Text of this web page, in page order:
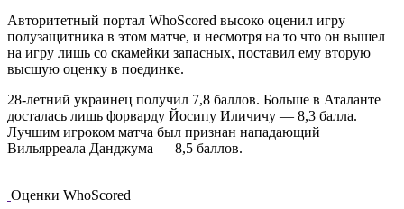
Авторитетный портал WhoScored высоко оценил игру
полузащитника в этом матче, и несмотря на то что он вышел
на игру лишь со скамейки запасных, поставил ему вторую
высшую оценку в поединке.
28-летний украинец получил 7,8 баллов. Больше в Аталанте
досталась лишь форварду Йосипу Иличичу — 8,3 балла.
Лучшим игроком матча был признан нападающий
Вильярреала Данджума — 8,5 баллов.
Оценки WhoScored